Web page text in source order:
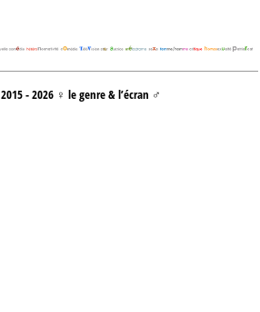
2015 - 2026 ♀ le genre & l’écran ♂